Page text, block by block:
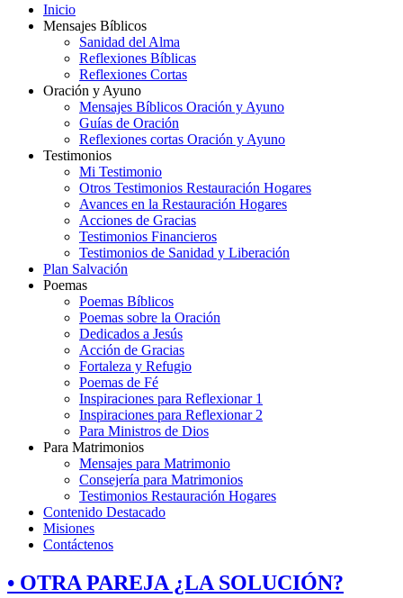
Inicio
Mensajes Bíblicos
Sanidad del Alma
Reflexiones Bíblicas
Reflexiones Cortas
Oración y Ayuno
Mensajes Bíblicos Oración y Ayuno
Guías de Oración
Reflexiones cortas Oración y Ayuno
Testimonios
Mi Testimonio
Otros Testimonios Restauración Hogares
Avances en la Restauración Hogares
Acciones de Gracias
Testimonios Financieros
Testimonios de Sanidad y Liberación
Plan Salvación
Poemas
Poemas Bíblicos
Poemas sobre la Oración
Dedicados a Jesús
Acción de Gracias
Fortaleza y Refugio
Poemas de Fé
Inspiraciones para Reflexionar 1
Inspiraciones para Reflexionar 2
Para Ministros de Dios
Para Matrimonios
Mensajes para Matrimonio
Consejería para Matrimonios
Testimonios Restauración Hogares
Contenido Destacado
Misiones
Contáctenos
• OTRA PAREJA ¿LA SOLUCIÓN?